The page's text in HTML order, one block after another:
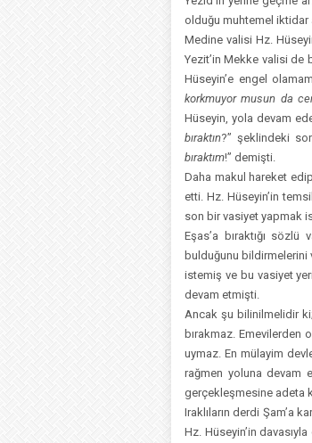
olduğu muhtemel
Medine valisi Hz.
Yezit’in Mekke valisi de
Hüseyin’e engel
korkmuyor musun da
Hüseyin, yola devam
bıraktın?” şeklindeki
bıraktım!” demişti.
Daha makul hareket
etti. Hz. Hüseyin’in
son bir vasiyet yapmak
Eşas’a bıraktığı
bulduğunu bildirmelerini
istemiş ve bu vasiyet
devam etmişti.
Ancak şu bilinilmelidir
bırakmaz. Emevilerden
uymaz. En mülayim
rağmen yoluna devam
gerçekleşmesine adeta
Iraklıların derdi Şam’a
Hz. Hüseyin’in